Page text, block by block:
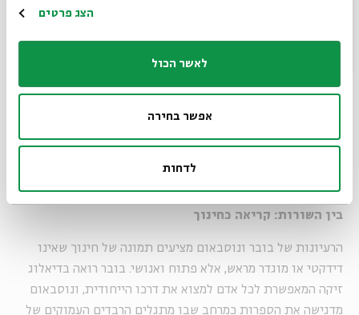
הצג פרטים
לאשר הכול
אפשר בחירה
לדחות
בובר על דיאלוג כבסיס לחינוך מזמינה אותנו לחשוב על האופן
שבו האדם מגבש את זהותו דרך הקשרים שהוא יוצר עם אחרים.
נוסבאום מרחיבה את המפגש גם לדמויות ספרותיות ולמעמקי
כפי שבובר מדבר על נוכחותו של המורה בכל רגע נתון, כך
נוסבאום מצביעה על היכולת של הספרות לשהות במרחב שבין
בין השורות: קריאה כחינוך
הרעיונות של בובר ונוסבאום מציעים תמונה של חינוך שאינו
דידקטי או מוגדר מראש, אלא פתוח ואנושי. בובר רואה בדיאלוג
זיקה המאפשרת לכל אדם למצוא את דרכו הייחודית, ונוסבאום
מדגישה את הספרות כמרחב שבו מתגלים הרבדים העמוקים של